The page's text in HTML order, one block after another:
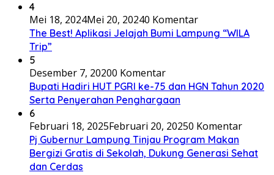
4
Mei 18, 2024Mei 20, 20240 Komentar
The Best! Aplikasi Jelajah Bumi Lampung “WILA
Trip”
5
Desember 7, 20200 Komentar
Bupati Hadiri HUT PGRI ke-75 dan HGN Tahun 2020
Serta Penyerahan Penghargaan
6
Februari 18, 2025Februari 20, 20250 Komentar
Pj Gubernur Lampung Tinjau Program Makan
Bergizi Gratis di Sekolah, Dukung Generasi Sehat
dan Cerdas